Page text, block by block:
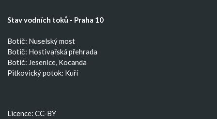
Stav vodních toků - Praha 10
Botič: Nuselský most
Botič: Hostivařská přehrada
Botič: Jesenice, Kocanda
Pitkovický potok: Kuří
Licence: CC-BY